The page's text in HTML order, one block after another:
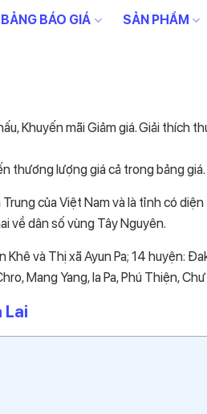
BẢNG BÁO GIÁ SẢN PHẨM
Khuyến mãi Giảm giá. Giải thích
thương lượng giá cả trong bảng giá.
của Việt Nam và là tỉnh có
về dân số vùng Tây Nguyên.
Khê và Thị xã Ayun Pa; 14 huyện:
Mang Yang, la Pa, Phú Thiện,
Lai